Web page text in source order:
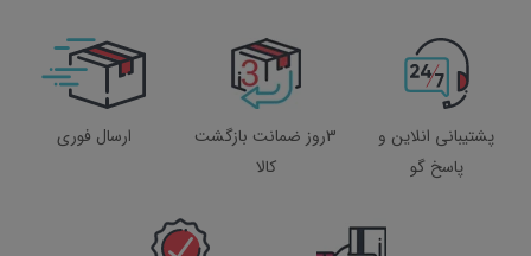
پشتیبانی انلاین و
پاسخ گو
3روز ضمانت بازگشت
کالا
ارسال فوری